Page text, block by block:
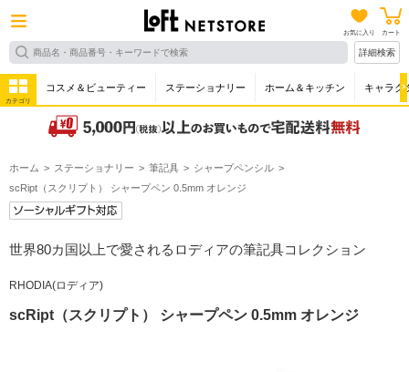
お気に入り カート
詳細検索
カテゴリ
コスメ＆ビューティー ステーショナリー ホーム＆キッチン キャラク
ホーム ステーショナリー 筆記具
シャープペンシル
scRipt（スクリプト） シャープペン 0.5mm オレンジ
世界80カ国以上で愛されるロディアの筆記具コレクション
RHODIA(ロディア)
scRipt（スクリプト） シャープペン 0.5mm オレンジ